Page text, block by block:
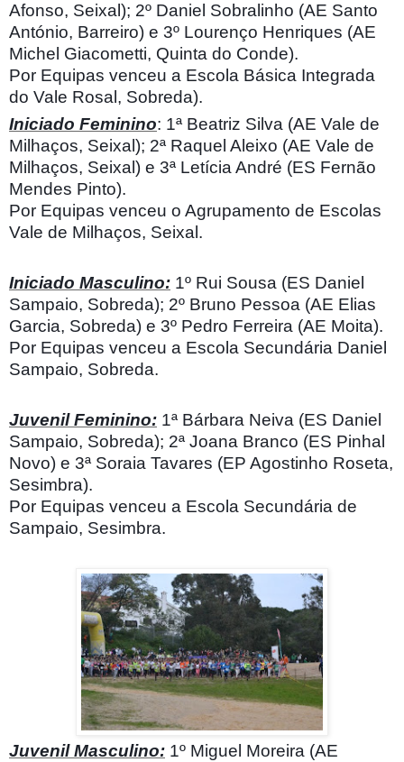
Afonso, Seixal); 2º Daniel Sobralinho (AE Santo
António, Barreiro) e 3º Lourenço Henriques (AE
Michel Giacometti, Quinta do Conde).
Por Equipas venceu a Escola Básica Integrada
do Vale Rosal, Sobreda).
Iniciado Feminino: 1ª Beatriz Silva (AE Vale de
Milhaços, Seixal); 2ª Raquel Aleixo (AE Vale de
Milhaços, Seixal) e 3ª Letícia André (ES Fernão
Mendes Pinto).
Por Equipas venceu o Agrupamento de Escolas
Vale de Milhaços, Seixal.
Iniciado Masculino: 1º Rui Sousa (ES Daniel
Sampaio, Sobreda); 2º Bruno Pessoa (AE Elias
Garcia, Sobreda) e 3º Pedro Ferreira (AE Moita).
Por Equipas venceu a Escola Secundária Daniel
Sampaio, Sobreda.
Juvenil Feminino: 1ª Bárbara Neiva (ES Daniel
Sampaio, Sobreda); 2ª Joana Branco (ES Pinhal
Novo) e 3ª Soraia Tavares (EP Agostinho Roseta,
Sesimbra).
Por Equipas venceu a Escola Secundária de
Sampaio, Sesimbra.
Juvenil Masculino: 1º Miguel Moreira (AE